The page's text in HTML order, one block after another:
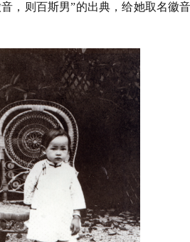
，则百斯男”的出典，给她取名徽